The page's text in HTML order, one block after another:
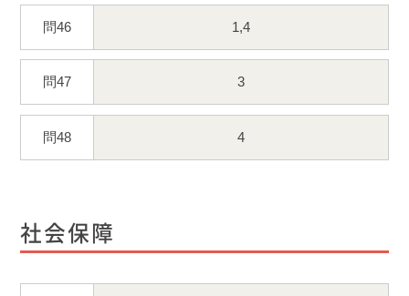
問46 1,4
問47 3
問48 4
社会保障